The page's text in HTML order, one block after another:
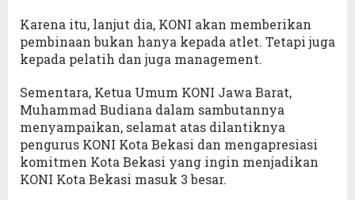
Karena itu, lanjut dia, KONI akan memberikan
pembinaan bukan hanya kepada atlet. Tetapi juga
kepada pelatih dan juga management.
Sementara, Ketua Umum KONI Jawa Barat,
Muhammad Budiana dalam sambutannya
menyampaikan, selamat atas dilantiknya
pengurus KONI Kota Bekasi dan mengapresiasi
komitmen Kota Bekasi yang ingin menjadikan
KONI Kota Bekasi masuk 3 besar.